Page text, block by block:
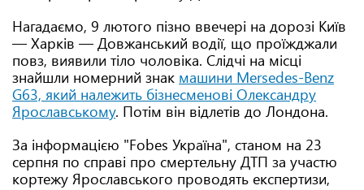
Нагадаємо, 9 лютого пізно ввечері на дорозі Київ
— Харків — Довжанський водії, що проїжджали
повз, виявили тіло чоловіка. Слідчі на місці
знайшли номерний знак машини Mersedes-Benz
G63, який належить бізнесменові Олександру
Ярославському. Потім він відлетів до Лондона.
За інформацією "Fobes Україна", станом на 23
серпня по справі про смертельну ДТП за участю
кортежу Ярославського проводять експертизи,